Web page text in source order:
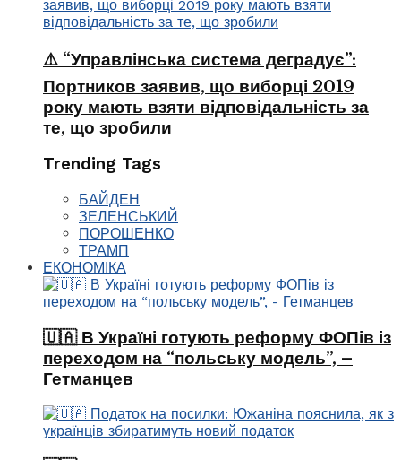
⚠️ “Управлінська система деградує”:
Портников заявив, що виборці 2019
року мають взяти відповідальність за
те, що зробили
Trending Tags
БАЙДЕН
ЗЕЛЕНСЬКИЙ
ПОРОШЕНКО
ТРАМП
ЕКОНОМІКА
🇺🇦 В Україні готують реформу ФОПів із
переходом на “польську модель”, –
Гетманцев